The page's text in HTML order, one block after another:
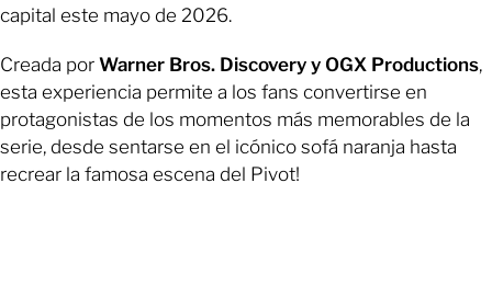
capital este mayo de 2026.
Creada por Warner Bros. Discovery y OGX Productions,
esta experiencia permite a los fans convertirse en
protagonistas de los momentos más memorables de la
serie, desde sentarse en el icónico sofá naranja hasta
recrear la famosa escena del Pivot!